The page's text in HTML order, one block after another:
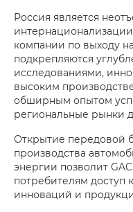
Россия является
компании по выходу
подкрепляются
исследованиями,
высоким
обширным опытом
региональные рынки
Открытие передовой
производства
энергии позволит
потребителям доступ
инноваций и